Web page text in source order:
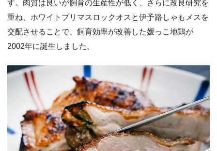
す。肉質は良いが飼育の生産性が低く、さらに改良研究を
重ね、ホワイトプリマスロックオスと伊予路しゃもメスを
交配させることで、飼育効率が改善した媛っこ地鶏が
2002年に誕生しました。